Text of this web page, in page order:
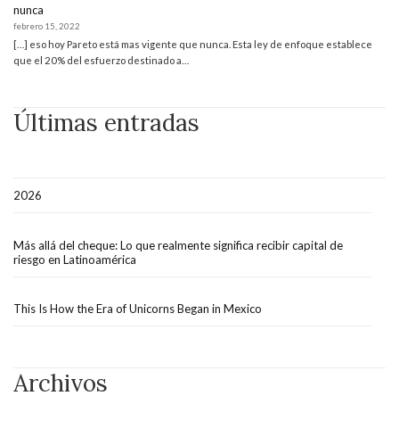
nunca
febrero 15, 2022
[…] eso hoy Pareto está mas vigente que nunca. Esta ley de enfoque establece
que el 20% del esfuerzo destinado a…
Últimas entradas
2026
Más allá del cheque: Lo que realmente significa recibir capital de
riesgo en Latinoamérica
This Is How the Era of Unicorns Began in Mexico
Archivos